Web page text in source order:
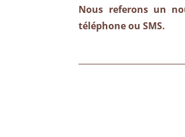
Nous referons un
téléphone ou SMS.